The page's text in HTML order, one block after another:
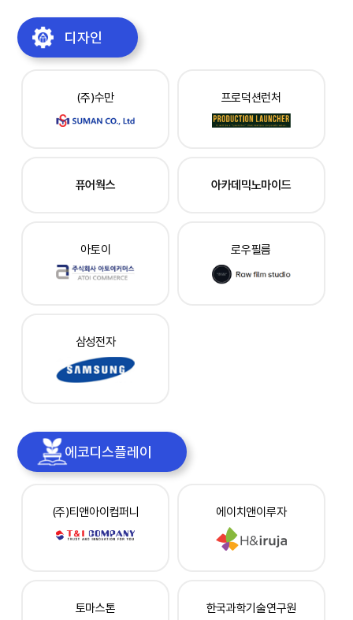
디자인
(주)수만 프로덕션런처
퓨어웍스 아카데믹노마이드
아토이 로우필름
삼성전자
에코디스플레이
(주)티앤아이컴퍼니 에이치앤이루자
토마스톤 한국과학기술연구원